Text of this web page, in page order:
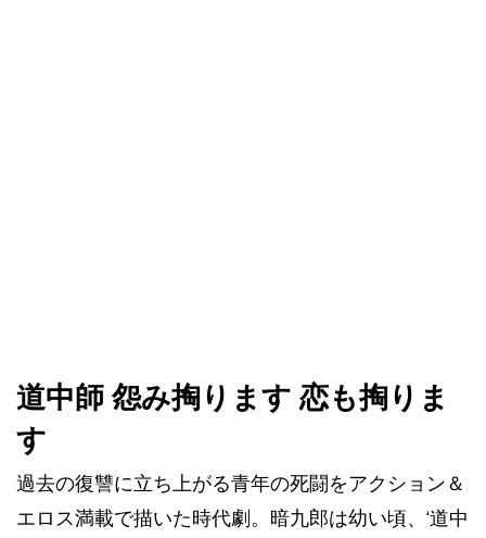
道中師 怨み掏ります 恋も掏りま
す
過去の復讐に立ち上がる青年の死闘をアクション＆
エロス満載で描いた時代劇。暗九郎は幼い頃、‘道中